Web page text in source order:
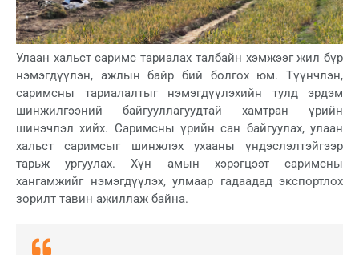
Улаан хальст саримс тариалах талбайн хэмжээг жил бүр
нэмэгдүүлэн, ажлын байр бий болгох юм. Түүнчлэн,
саримсны тариалалтыг нэмэгдүүлэхийн тулд эрдэм
шинжилгээний байгууллагуудтай хамтран үрийн
шинэчлэл хийх. Саримсны үрийн сан байгуулах, улаан
хальст саримсыг шинжлэх ухааны үндэслэлтэйгээр
тарьж ургуулах. Хүн амын хэрэгцээт саримсны
хангамжийг нэмэгдүүлэх, улмаар гадаадад экспортлох
зорилт тавин ажиллаж байна.